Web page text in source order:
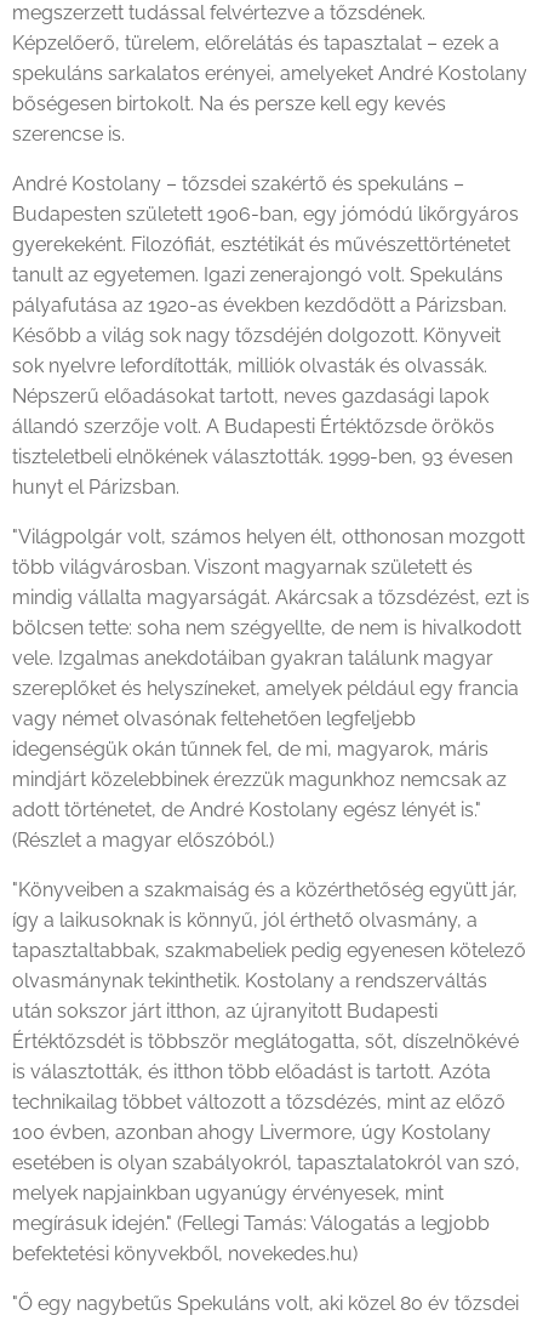
megszerzett tudással felvértezve a tőzsdének.
Képzelőerő, türelem, előrelátás és tapasztalat – ezek a
spekuláns sarkalatos erényei, amelyeket André Kostolany
bőségesen birtokolt. Na és persze kell egy kevés
szerencse is.
André Kostolany – tőzsdei szakértő és spekuláns –
Budapesten született 1906-ban, egy jómódú likőrgyáros
gyerekeként. Filozófiát, esztétikát és művészettörténetet
tanult az egyetemen. Igazi zenerajongó volt. Spekuláns
pályafutása az 1920-as években kezdődött a Párizsban.
Később a világ sok nagy tőzsdéjén dolgozott. Könyveit
sok nyelvre lefordították, milliók olvasták és olvassák.
Népszerű előadásokat tartott, neves gazdasági lapok
állandó szerzője volt. A Budapesti Értéktőzsde örökös
tiszteletbeli elnökének választották. 1999-ben, 93 évesen
hunyt el Párizsban.
"Világpolgár volt, számos helyen élt, otthonosan mozgott
több világvárosban. Viszont magyarnak született és
mindig vállalta magyarságát. Akárcsak a tőzsdézést, ezt is
bölcsen tette: soha nem szégyellte, de nem is hivalkodott
vele. Izgalmas anekdotáiban gyakran találunk magyar
szereplőket és helyszíneket, amelyek például egy francia
vagy német olvasónak feltehetően legfeljebb
idegenségük okán tűnnek fel, de mi, magyarok, máris
mindjárt közelebbinek érezzük magunkhoz nemcsak az
adott történetet, de André Kostolany egész lényét is."
(Részlet a magyar előszóból.)
"Könyveiben a szakmaiság és a közérthetőség együtt jár,
így a laikusoknak is könnyű, jól érthető olvasmány, a
tapasztaltabbak, szakmabeliek pedig egyenesen kötelező
olvasmánynak tekinthetik. Kostolany a rendszerváltás
után sokszor járt itthon, az újranyitott Budapesti
Értéktőzsdét is többször meglátogatta, sőt, díszelnökévé
is választották, és itthon több előadást is tartott. Azóta
technikailag többet változott a tőzsdézés, mint az előző
100 évben, azonban ahogy Livermore, úgy Kostolany
esetében is olyan szabályokról, tapasztalatokról van szó,
melyek napjainkban ugyanúgy érvényesek, mint
megírásuk idején." (Fellegi Tamás: Válogatás a legjobb
befektetési könyvekből, novekedes.hu)
"Ő egy nagybetűs Spekuláns volt, aki közel 80 év tőzsdei